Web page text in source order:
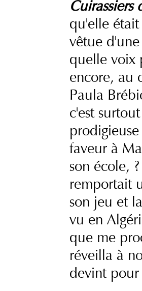
Cuirassiers
qu'elle
vêtue
quelle voix
encore, au
Paula
c'est
faveur à
son école,
remportait
son jeu et
vu en
que me
réveilla à
devint pour